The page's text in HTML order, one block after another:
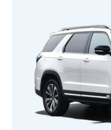
8
с 08:00